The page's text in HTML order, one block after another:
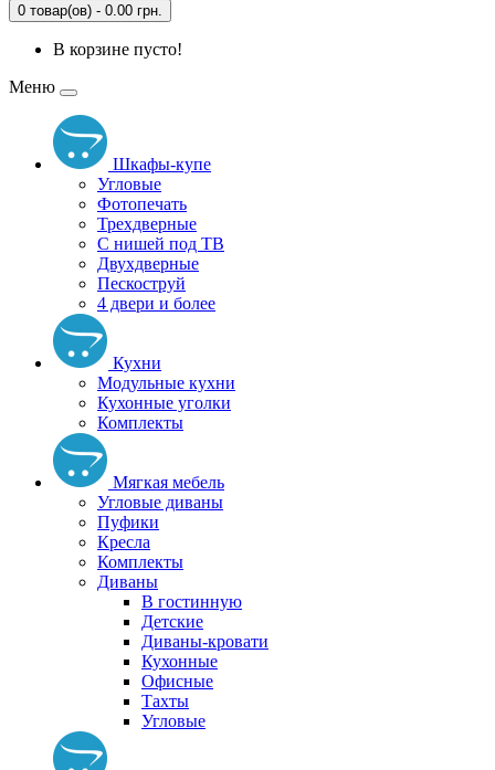
0 товар(ов) - 0.00 грн.
В корзине пусто!
Меню
Шкафы-купе
Угловые
Фотопечать
Трехдверные
С нишей под ТВ
Двухдверные
Пескоструй
4 двери и более
Кухни
Модульные кухни
Кухонные уголки
Комплекты
Мягкая мебель
Угловые диваны
Пуфики
Кресла
Комплекты
Диваны
В гостинную
Детские
Диваны-кровати
Кухонные
Офисные
Тахты
Угловые